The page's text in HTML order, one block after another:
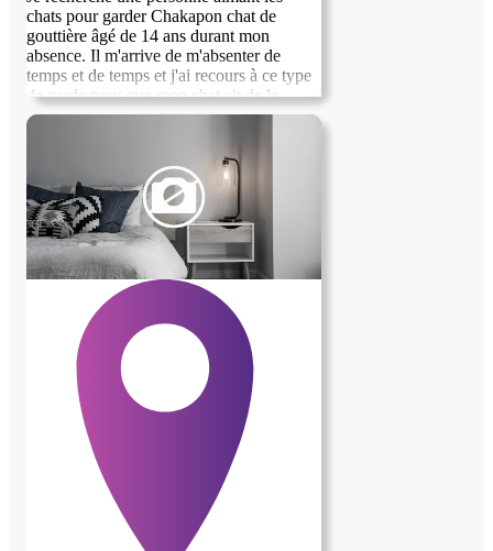
chats pour garder Chakapon chat de
gouttière âgé de 14 ans durant mon
absence. Il m'arrive de m'absenter de
temps et de temps et j'ai recours à ce type
de garde pour que mon chat ait de la
compagnie. J'habite dans un appartement
de Reims, des transports en commun et